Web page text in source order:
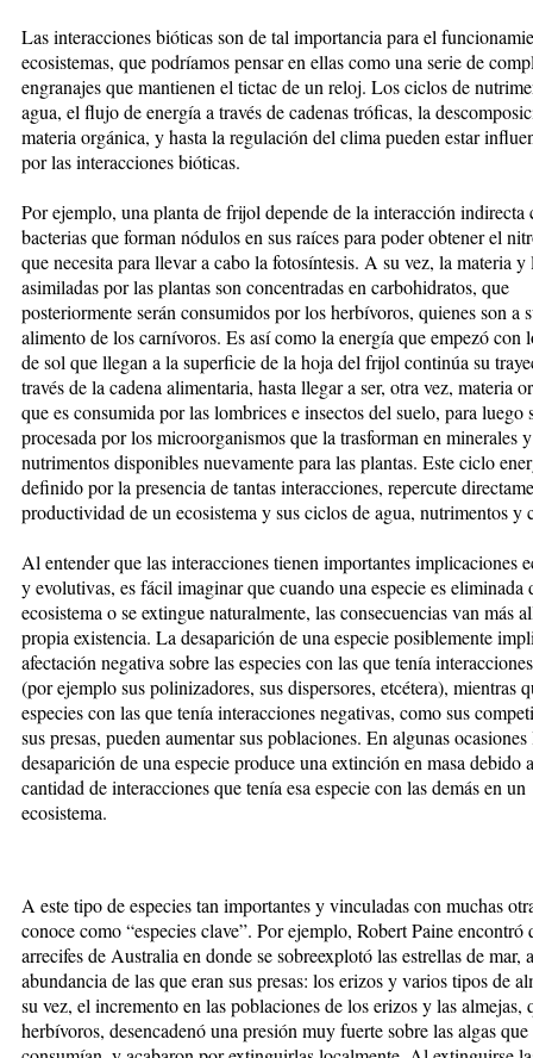
Las interacciones bióticas son de tal importancia para el
ecosistemas, que podríamos pensar en ellas como una serie de
engranajes que mantienen el tictac de un reloj. Los ciclos de
agua, el flujo de energía a través de cadenas tróficas, la
materia orgánica, y hasta la regulación del clima pueden estar
por las interacciones bióticas.
Por ejemplo, una planta de frijol depende de la interacción indirecta
bacterias que forman nódulos en sus raíces para poder obtener el
que necesita para llevar a cabo la fotosíntesis. A su vez, la materia y
asimiladas por las plantas son concentradas en carbohidratos, que
posteriormente serán consumidos por los herbívoros, quienes son a
alimento de los carnívoros. Es así como la energía que empezó con
de sol que llegan a la superficie de la hoja del frijol continúa su
través de la cadena alimentaria, hasta llegar a ser, otra vez, materia
que es consumida por las lombrices e insectos del suelo, para luego
procesada por los microorganismos que la trasforman en minerales y
nutrimentos disponibles nuevamente para las plantas. Este ciclo
definido por la presencia de tantas interacciones, repercute
productividad de un ecosistema y sus ciclos de agua, nutrimentos y
Al entender que las interacciones tienen importantes implicaciones
y evolutivas, es fácil imaginar que cuando una especie es eliminada
ecosistema o se extingue naturalmente, las consecuencias van más
propia existencia. La desaparición de una especie posiblemente
afectación negativa sobre las especies con las que tenía
(por ejemplo sus polinizadores, sus dispersores, etcétera), mientras
especies con las que tenía interacciones negativas, como sus
sus presas, pueden aumentar sus poblaciones. En algunas ocasiones
desaparición de una especie produce una extinción en masa debido
cantidad de interacciones que tenía esa especie con las demás en un
ecosistema.
A este tipo de especies tan importantes y vinculadas con muchas
conoce como “especies clave”. Por ejemplo, Robert Paine encontró
arrecifes de Australia en donde se sobreexplotó las estrellas de mar,
abundancia de las que eran sus presas: los erizos y varios tipos de
su vez, el incremento en las poblaciones de los erizos y las almejas,
herbívoros, desencadenó una presión muy fuerte sobre las algas que